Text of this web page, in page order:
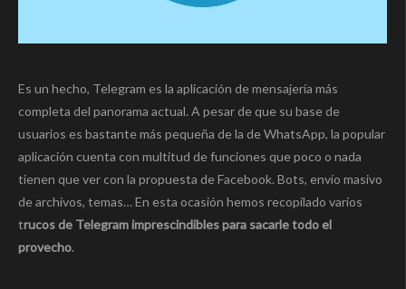
Es un hecho, Telegram es la aplicación de mensajería más
completa del panorama actual. A pesar de que su base de
usuarios es bastante más pequeña de la de WhatsApp, la popular
aplicación cuenta con multitud de funciones que poco o nada
tienen que ver con la propuesta de Facebook. Bots, envío masivo
de archivos, temas… En esta ocasión hemos recopilado varios
trucos de Telegram imprescindibles para sacarle todo el
provecho.